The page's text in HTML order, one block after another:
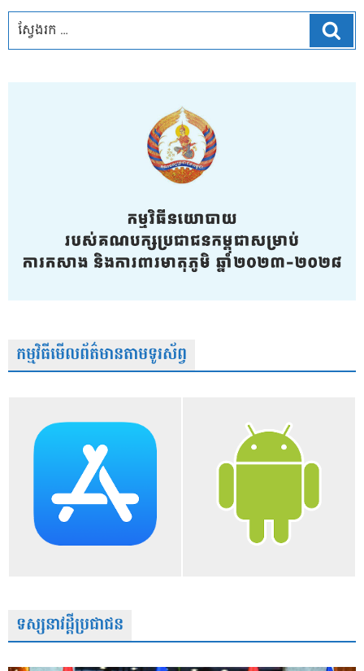
កម្មវិធីមើលព័ត៌មានតាមទូរស័ព្វ
ទស្សនាវដ្តីប្រជាជន